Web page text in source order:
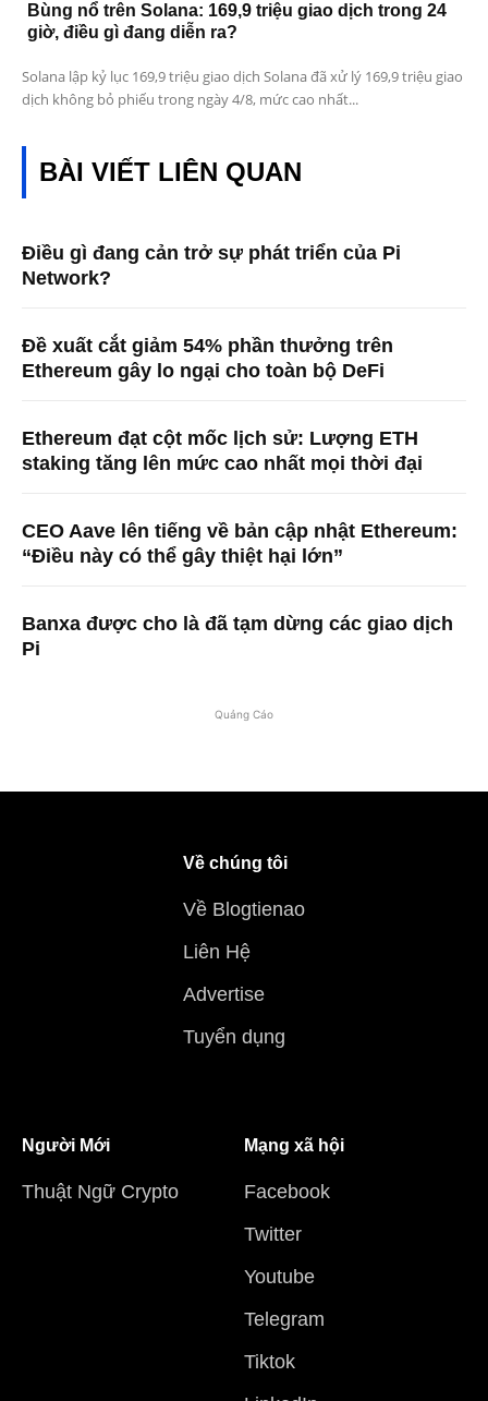
Bùng nổ trên Solana: 169,9 triệu giao dịch trong 24
giờ, điều gì đang diễn ra?
Solana lập kỷ lục 169,9 triệu giao dịch Solana đã xử lý 169,9 triệu giao
dịch không bỏ phiếu trong ngày 4/8, mức cao nhất...
BÀI VIẾT LIÊN QUAN
Điều gì đang cản trở sự phát triển của Pi
Network?
Đề xuất cắt giảm 54% phần thưởng trên
Ethereum gây lo ngại cho toàn bộ DeFi
Ethereum đạt cột mốc lịch sử: Lượng ETH
staking tăng lên mức cao nhất mọi thời đại
CEO Aave lên tiếng về bản cập nhật Ethereum:
“Điều này có thể gây thiệt hại lớn”
Banxa được cho là đã tạm dừng các giao dịch
Pi
Quảng Cáo
Về chúng tôi
Về Blogtienao
Liên Hệ
Advertise
Tuyển dụng
Người Mới
Thuật Ngữ Crypto
Mạng xã hội
Facebook
Twitter
Youtube
Telegram
Tiktok